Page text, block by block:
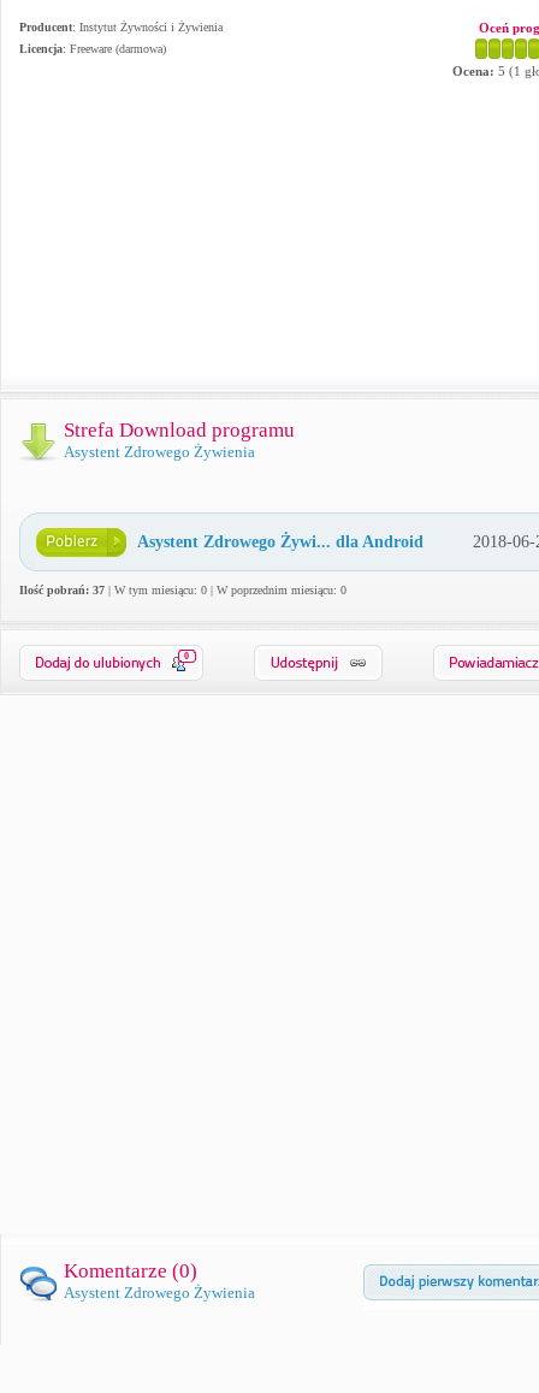
Producent: Instytut Żywności i Żywienia
Licencja: Freeware (darmowa)
Oceń
Ocena: 5 (1
Strefa Download programu
Asystent Zdrowego Żywienia
Asystent Zdrowego Żywi... dla Android 2018-06-
Ilość pobrań: 37 | W tym miesiącu: 0 | W poprzednim miesiącu: 0
0
Komentarze (0)
Asystent Zdrowego Żywienia